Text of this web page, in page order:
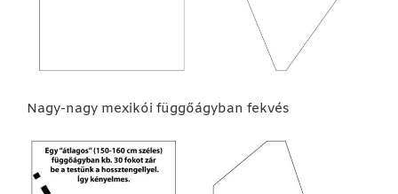
Nagy-nagy mexikói függőágyban fekvés